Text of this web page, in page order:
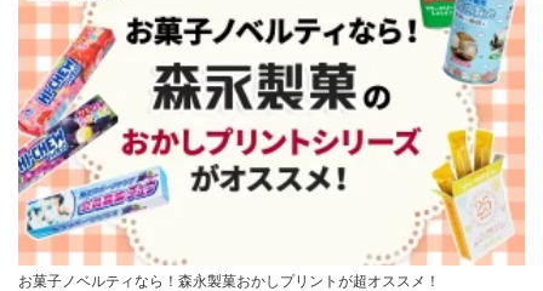
お菓子ノベルティなら！森永製菓おかしプリントが超オススメ！